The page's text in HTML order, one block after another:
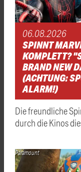
06.08.2026
SPINNT
KOMPLETT?
BRAND NEW
(ACHTUNG:
ALARM!)
Die freundliche
durch die Kinos
Paramount